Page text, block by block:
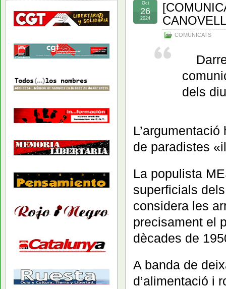
COMUNICATS
Oct
26
2024
dels
de paradistes
La populista
superficials
considera les
precisament el
dècades de
A banda de
d’alimentació i